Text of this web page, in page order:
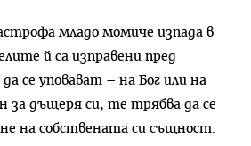
младо момиче изпада в
й са изправени пред
се уповават – на Бог или на
за дъщеря си, те трябва да се
на собствената си същност.